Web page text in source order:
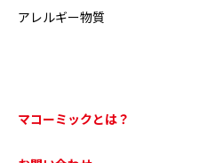
アレルギー物質
マコーミックとは？